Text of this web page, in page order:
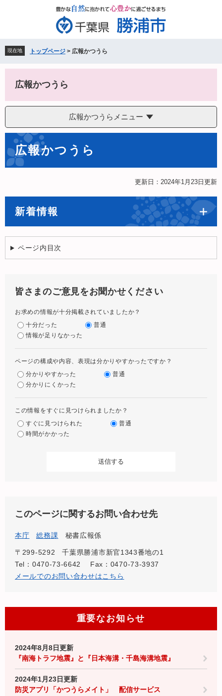
先
頭
で
を
飛
ば
文
現在地 トップページ > 広報かつうら
広報かつうら
広報かつうらメニュー
文 広報かつうら
更新日：2024年1月23日更新
新着情報
ページ内目次
皆さまのご意見をお聞かせください
お求めの情報が十分掲載されていましたか？
十分だった
普通
情報が足りなかった
ページの構成や内容、表現は分かりやすかったですか？
分かりやすかった
普通
分かりにくかった
この情報をすぐに見つけられましたか？
すぐに見つけられた
普通
時間がかかった
このページに関するお問い合わせ先
本庁 総務課 秘書広報係
〒299-5292
千葉県勝浦市新官1343番地の1
Tel：0470-73-6642
Fax：0470-73-3937
メールでのお問い合わせはこちら
重要なお知らせ
2024年8月8日更新
『南海トラフ地震』と『日本海溝・千島海溝地震』
2024年1月23日更新
防災アプリ「かつうらメイト」 配信サービス